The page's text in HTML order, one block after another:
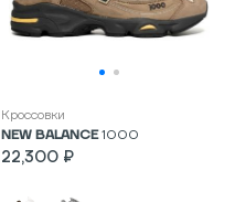
Кроссовки
NEW BALANCE 1000
22,300 ₽